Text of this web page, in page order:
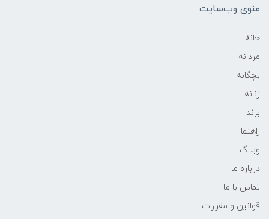
منوی وب‌سایت
خانه
مردانه
بچگانه
زنانه
برند
راهنما
وبلاگ
درباره ما
تماس با ما
قوانین و مقررات